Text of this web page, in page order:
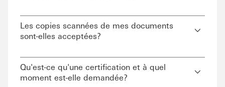
Les copies scannées de mes documents
sont-elles acceptées?
Qu'est-ce qu'une certification et à quel
moment est-elle demandée?